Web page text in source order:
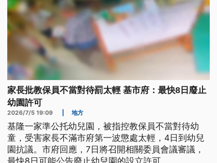
家長批教保員不當對待罰太輕 基市府：最快8日廢止
幼園許可
2026/7/5 19:09 地方
基隆一家準公托幼兒園，被指控教保員不當對待幼
童，受害家長不滿市府第一波懲處太輕，4日到幼兒
園抗議。市府回應，7日將召開相關委員會議審議，
最快8日可能公告廢止幼兒園的設立許可。